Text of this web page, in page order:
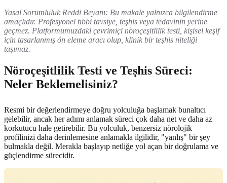
Yasal Sorumluluk Reddi Beyanı: Bu makale yalnızca bilgilendirme
amaçlıdır. Profesyonel tıbbi tavsiye, teşhis veya tedavinin yerine
geçmez. Platformumuzdaki çevrimiçi nöroçeşitlilik testi, kişisel keşif
için tasarlanmış ön eleme aracı olup, klinik bir teşhis niteliği
taşımaz.
Nöroçeşitlilik Testi ve Teşhis Süreci:
Neler Beklemelisiniz?
Resmi bir değerlendirmeye doğru yolculuğa başlamak bunaltıcı
gelebilir, ancak her adımı anlamak süreci çok daha net ve daha az
korkutucu hale getirebilir. Bu yolculuk, benzersiz nörolojik
profilinizi daha derinlemesine anlamakla ilgilidir, "yanlış" bir şey
bulmakla değil. Merakla başlayıp netliğe yol açan bir doğrulama ve
güçlendirme sürecidir.